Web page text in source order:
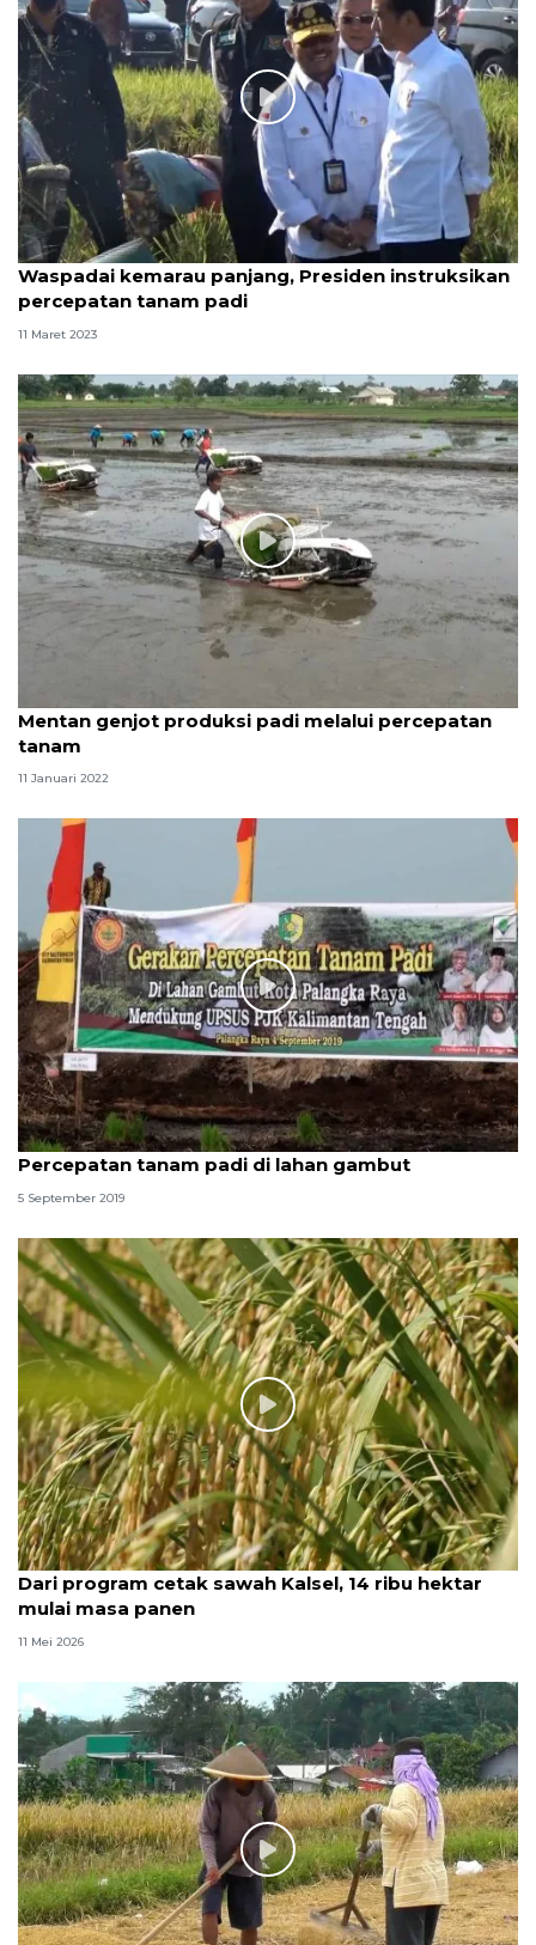
Waspadai kemarau panjang, Presiden instruksikan
percepatan tanam padi
11 Maret 2023
Mentan genjot produksi padi melalui percepatan
tanam
11 Januari 2022
Percepatan tanam padi di lahan gambut
5 September 2019
Dari program cetak sawah Kalsel, 14 ribu hektar
mulai masa panen
11 Mei 2026